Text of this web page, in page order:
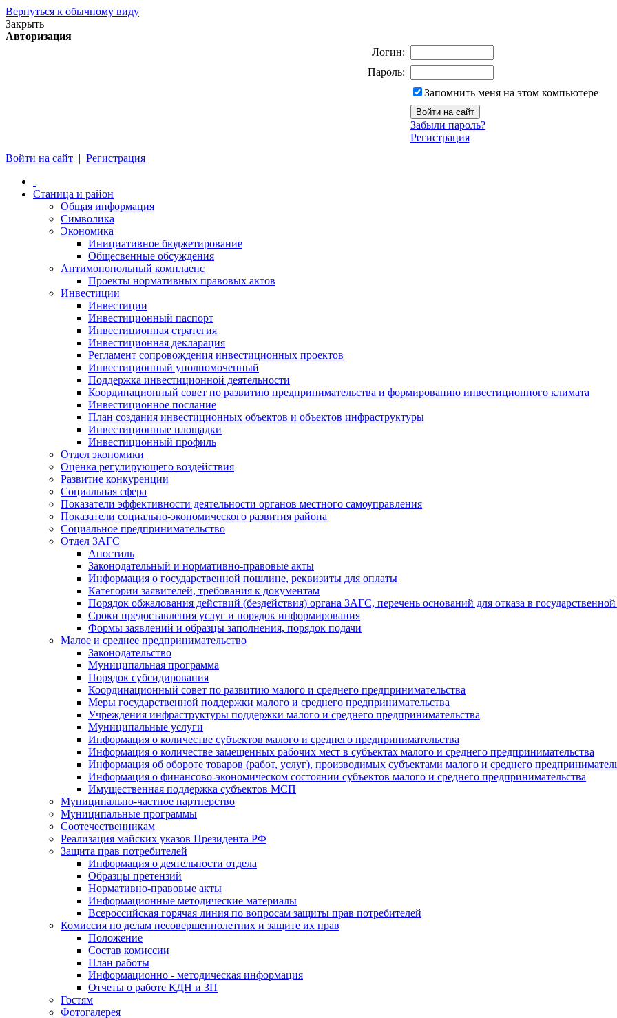
Вернуться к обычному виду
Закрыть
Авторизация
Логин:
Пароль:
Запомнить меня на этом компьютере
Забыли пароль?
Регистрация
Войти на сайт | Регистрация
Станица и район
Общая информация
Символика
Экономика
Инициативное бюджетирование
Общесвенные обсуждения
Антимонопольный комплаенс
Проекты нормативных правовых актов
Инвестиции
Инвестиции
Инвестиционный паспорт
Инвестиционная стратегия
Инвестиционная декларация
Регламент сопровождения инвестиционных проектов
Инвестиционный уполномоченный
Поддержка инвестиционной деятельности
Координационный совет по развитию предпринимательства и формированию инвестиционного климата
Инвестиционное послание
План создания инвестиционных объектов и объектов инфраструктуры
Инвестиционные площадки
Инвестиционный профиль
Отдел экономики
Оценка регулирующего воздействия
Развитие конкуренции
Социальная сфера
Показатели эффективности деятельности органов местного самоуправления
Показатели социально-экономического развития района
Социальное предпринимательство
Отдел ЗАГС
Апостиль
Законодательный и нормативно-правовые акты
Информация о государственной пошлине, реквизиты для оплаты
Категории заявителей, требования к документам
Порядок обжалования действий (бездействия) органа ЗАГС, перечень оснований для отказа в
Сроки предоставления услуг и порядок информирования
Формы заявлений и образцы заполнения, порядок подачи
Малое и среднее предпринимательство
Законодательство
Муниципальная программа
Порядок субсидирования
Координационный совет по развитию малого и среднего предпринимательства
Меры государственной поддержки малого и среднего предпринимательства
Учреждения инфраструктуры поддержки малого и среднего предпринимательства
Муниципальные услуги
Информация о количестве субъектов малого и среднего предпринимательства
Информация о количестве замещенных рабочих мест в субъектах малого и среднего предпринимательства
Информация об обороте товаров (работ, услуг), производимых субъектами малого и среднего
Информация о финансово-экономическом состоянии субъектов малого и среднего предпринимательства
Имущественная поддержка субъектов МСП
Муниципально-частное партнерство
Муниципальные программы
Соотечественникам
Реализация майских указов Президента РФ
Защита прав потребителей
Информация о деятельности отдела
Образцы претензий
Нормативно-правовые акты
Информационные методические материалы
Всероссийская горячая линия по вопросам защиты прав потребителей
Комиссия по делам несовершеннолетних и защите их прав
Положение
Состав комиссии
План работы
Информационно - методическая информация
Отчеты о работе КДН и ЗП
Гостям
Фотогалерея